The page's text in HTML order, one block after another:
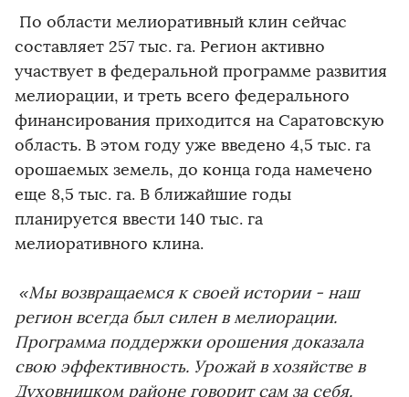
По области мелиоративный клин сейчас
составляет 257 тыс. га. Регион активно
участвует в федеральной программе развития
мелиорации, и треть всего федерального
финансирования приходится на Саратовскую
область. В этом году уже введено 4,5 тыс. га
орошаемых земель, до конца года намечено
еще 8,5 тыс. га. В ближайшие годы
планируется ввести 140 тыс. га
мелиоративного клина.
«Мы возвращаемся к своей истории - наш
регион всегда был силен в мелиорации.
Программа поддержки орошения доказала
свою эффективность. Урожай в хозяйстве в
Духовницком районе говорит сам за себя.